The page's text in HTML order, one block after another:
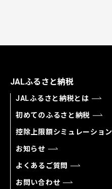
JALふるさと納税
JALふるさと納税とは
初めてのふるさと納税
控除上限額シミュレーション
お知らせ
よくあるご質問
お問い合わせ